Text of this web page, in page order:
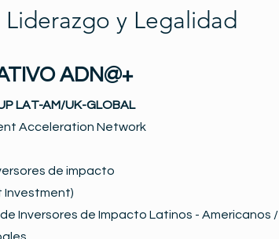
y Legalidad
ADN@+
LAT-AM/UK-GLOBAL
Acceleration Network
de impacto
Investment)
Inversores de Impacto Latinos - Americanos /